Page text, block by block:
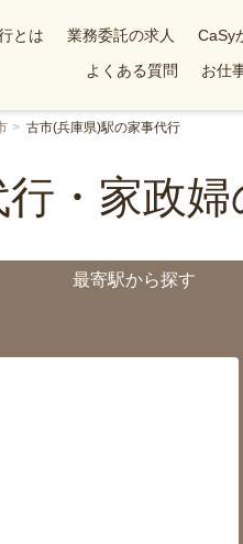
とは 業務委託の求人 CaSy
よくある質問
お仕
古市(兵庫県)駅の家事代行
・家政
最寄駅から探す